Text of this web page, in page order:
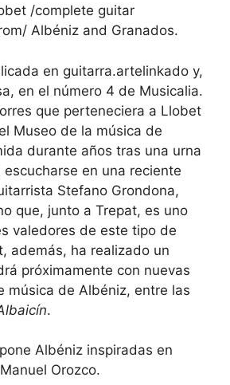
/complete guitar
Albéniz and Granados.
en guitarra.artelinkado y,
en el número 4 de Musicalia.
que perteneciera a Llobet
Museo de la música de
durante años tras una urna
en una reciente
Stefano Grondona,
que, junto a Trepat, es uno
valedores de este tipo de
además, ha realizado un
próximamente con nuevas
música de Albéniz, entre las
.
Albéniz inspiradas en
Orozco.